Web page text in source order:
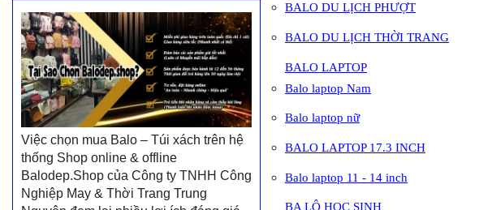
BALO DU LỊCH PHƯỢT
BALO DU LỊCH THỜI TRANG
BALO LAPTOP
Balo laptop Nam
Balo laptop nữ
BALO LAPTOP 17.3 INCH
Balo laptop 11 - 14 inch
BA LÔ HỌC SINH
Việc chọn mua Balo – Túi xách trên hệ
thống Shop online & offline
Balodep.Shop của Công ty TNHH Công
Nghiệp May & Thời Trang Trung